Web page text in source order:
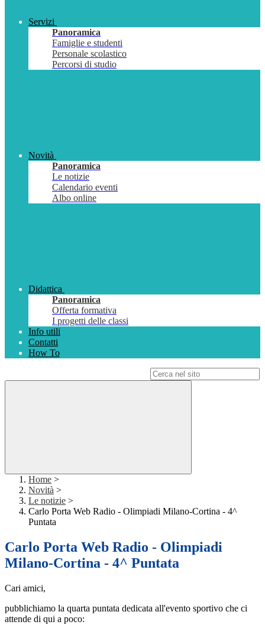
Servizi
Panoramica
Famiglie e studenti
Personale scolastico
Percorsi di studio
Novità
Panoramica
Le notizie
Calendario eventi
Albo online
Didattica
Panoramica
Offerta formativa
I progetti delle classi
Info utili
Contatti
How To
Home >
Novità >
Le notizie >
Carlo Porta Web Radio - Olimpiadi Milano-Cortina - 4^
Puntata
Carlo Porta Web Radio - Olimpiadi
Milano-Cortina - 4^ Puntata
Cari amici,
pubblichiamo la quarta puntata dedicata all'evento sportivo che ci
attende di qui a poco: